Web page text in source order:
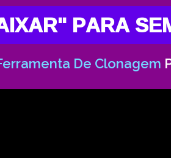
PARA
De Clonagem